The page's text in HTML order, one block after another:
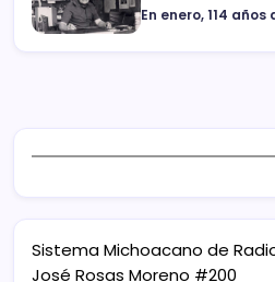
En enero, 114
Sistema Michoacano de
José Rosas Moreno #200